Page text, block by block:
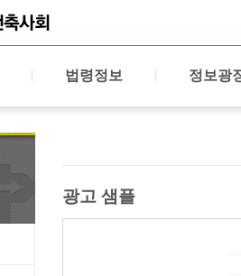
법령정보 정보광
광고 샘플